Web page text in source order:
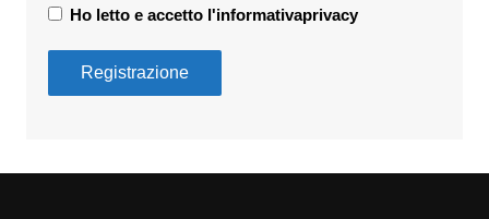
Ho letto e accetto l'informativaprivacy